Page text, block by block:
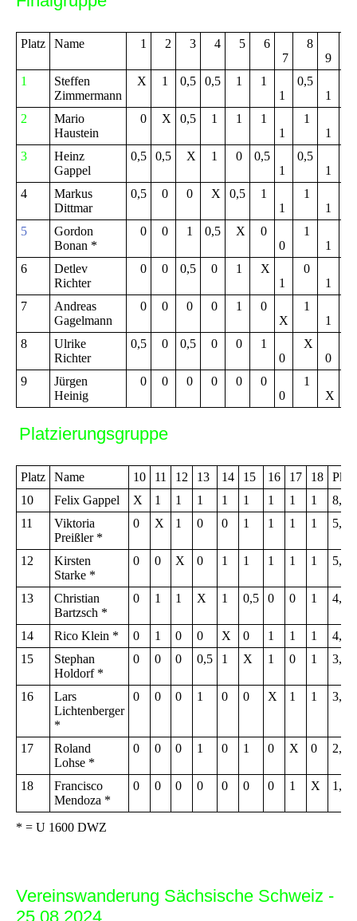
Platz Name 1 2 3 4 5
6
7
8
9
1
Steffen
Zimmermann
X 1 0,5 0,5 1
1
1
0,5
1
2
Mario
Haustein
0 X 0,5 1 1
1
1
1
1
3
Heinz
Gappel
0,5 0,5 X 1 0
0,5
1
0,5
1
4
Markus
Dittmar
0,5 0 0 X 0,5
1
1
1
1
5
Gordon
Bonan *
0 0 1 0,5 X
0
0
1
1
6
Detlev
Richter
0 0 0,5 0 1
X
1
0
1
7
Andreas
Gagelmann
0 0 0 0 1
0
X
1
1
8
Ulrike
Richter
0,5 0 0,5 0 0
1
0
X
0
9
Jürgen
Heinig
0 0 0 0 0
0
0
1
X
Platzierungsgruppe
Platz Name 10 11 12 13 14 15 16 17 18
Pkt.
10
Felix Gappel X 1 1 1 1 1 1 1 1
8,0
11
Viktoria
Preißler *
0 X 1 0 0 1 1 1 1 5,0
12
Kirsten
Starke *
0 0 X 0 1 1 1 1 1 5,0
13
Christian
Bartzsch *
0 1 1 X 1 0,5 0 0 1 4,5
14 Rico Klein * 0 1 0 0 X 0 1 1 1
4,0
15
Stephan
Holdorf *
0 0 0 0,5 1 X 1 0 1 3,5
16
Lars
Lichtenberger
*
0 0 0 1 0 0 X 1 1 3,0
17
Roland
Lohse *
0 0 0 1 0 1 0 X 0 2,0
18
Francisco
Mendoza *
0 0 0 0 0 0 0 1 X 1,0
* = U 1600 DWZ
Vereinswanderung Sächsische Schweiz -
25.08.2024